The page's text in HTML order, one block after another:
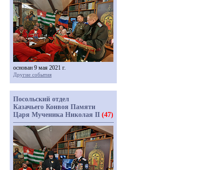
основан 9 мая 2021 г.
Другие события
Посольский отдел
Казачьего Конвоя Памяти
Царя Мученика Николая II (47)